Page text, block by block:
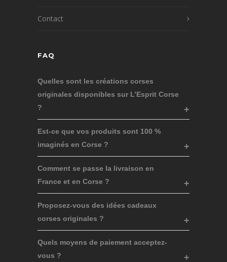
Contact
FAQ
Quelles sont les créations corses
originales disponibles sur L’Esprit Corse
?
Est-ce que vos produits sont 100 %
imaginés en Corse ?
Comment se passe la livraison en
France et en Corse ?
Proposez-vous des idées cadeaux
corses originales ?
Quels moyens de paiement acceptez-
vous ?